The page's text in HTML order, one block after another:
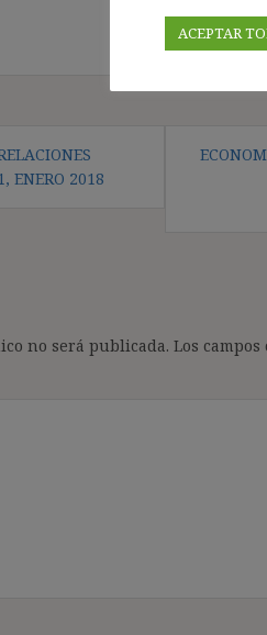
ENERO 2018
no será publicada. Los
ACEPTAR